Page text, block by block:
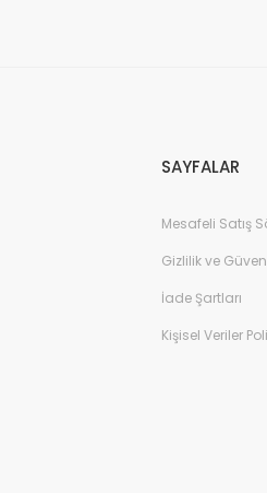
SAYFALAR
Mesafeli Satış
Gizlilik ve
İade Şartları
Kişisel Veriler